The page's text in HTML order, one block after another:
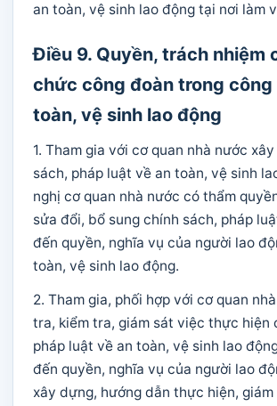
an toàn, vệ sinh lao động tại nơi làm
Điều 9. Quyền, trách nhiệm
chức công đoàn trong công
toàn, vệ sinh lao động
1. Tham gia với cơ quan nhà nước
sách, pháp luật về an toàn, vệ sinh
nghị cơ quan nhà nước có thẩm
sửa đổi, bổ sung chính sách, pháp
đến quyền, nghĩa vụ của người lao
toàn, vệ sinh lao động.
2. Tham gia, phối hợp với cơ quan
tra, kiểm tra, giám sát việc thực hiện
pháp luật về an toàn, vệ sinh lao
đến quyền, nghĩa vụ của người lao
xây dựng, hướng dẫn thực hiện,